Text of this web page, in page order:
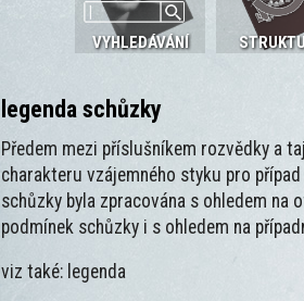
VYHLEDÁVÁNÍ
legenda schůzky
Předem mezi příslušníkem rozvědky a
charakteru vzájemného styku pro
schůzky byla zpracována s ohledem na
podmínek schůzky i s ohledem na
viz také: legenda